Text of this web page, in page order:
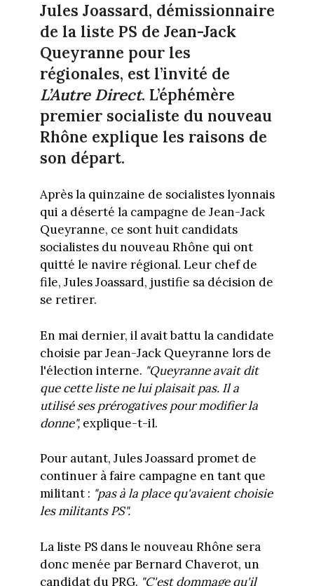
Jules Joassard, démissionnaire
de la liste PS de Jean-Jack
Queyranne pour les
régionales, est l’invité de
L’Autre Direct. L’éphémère
premier socialiste du nouveau
Rhône explique les raisons de
son départ.
Après la quinzaine de socialistes lyonnais
qui a déserté la campagne de Jean-Jack
Queyranne, ce sont huit candidats
socialistes du nouveau Rhône qui ont
quitté le navire régional. Leur chef de
file, Jules Joassard, justifie sa décision de
se retirer.
En mai dernier, il avait battu la candidate
choisie par Jean-Jack Queyranne lors de
l'élection interne. "Queyranne avait dit
que cette liste ne lui plaisait pas. Il a
utilisé ses prérogatives pour modifier la
donne",explique-t-il.
Pour autant, Jules Joassard promet de
continuer à faire campagne en tant que
militant : "pas à la place qu'avaient choisie
les militants PS".
La liste PS dans le nouveau Rhône sera
donc menée par Bernard Chaverot, un
candidat du PRG. "C'est dommage qu'il